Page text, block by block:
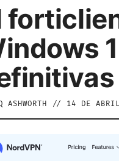
ASHWORTH // 14 DE